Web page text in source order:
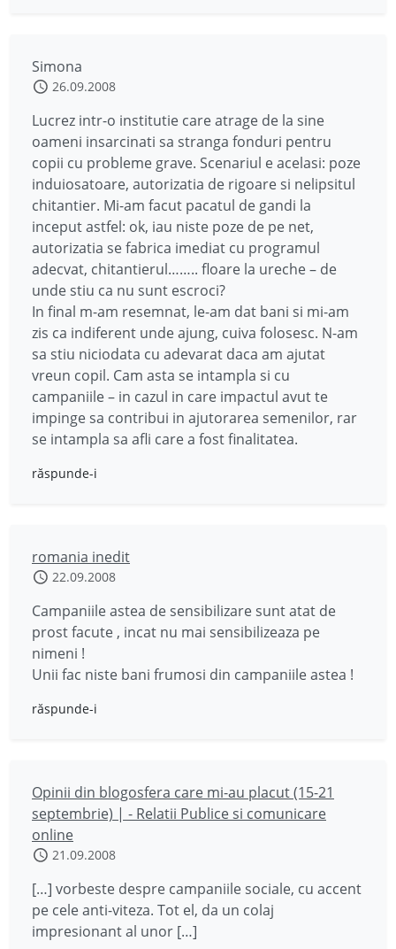
Simona
26.09.2008
Lucrez intr-o institutie care atrage de la sine
oameni insarcinati sa stranga fonduri pentru
copii cu probleme grave. Scenariul e acelasi: poze
induiosatoare, autorizatia de rigoare si nelipsitul
chitantier. Mi-am facut pacatul de gandi la
inceput astfel: ok, iau niste poze de pe net,
autorizatia se fabrica imediat cu programul
adecvat, chitantierul…….. floare la ureche – de
unde stiu ca nu sunt escroci?
In final m-am resemnat, le-am dat bani si mi-am
zis ca indiferent unde ajung, cuiva folosesc. N-am
sa stiu niciodata cu adevarat daca am ajutat
vreun copil. Cam asta se intampla si cu
campaniile – in cazul in care impactul avut te
impinge sa contribui in ajutorarea semenilor, rar
se intampla sa afli care a fost finalitatea.
răspunde-i
romania inedit
22.09.2008
Campaniile astea de sensibilizare sunt atat de
prost facute , incat nu mai sensibilizeaza pe
nimeni !
Unii fac niste bani frumosi din campaniile astea !
răspunde-i
Opinii din blogosfera care mi-au placut (15-21
septembrie) | - Relatii Publice si comunicare
online
21.09.2008
[…] vorbeste despre campaniile sociale, cu accent
pe cele anti-viteza. Tot el, da un colaj
impresionant al unor […]